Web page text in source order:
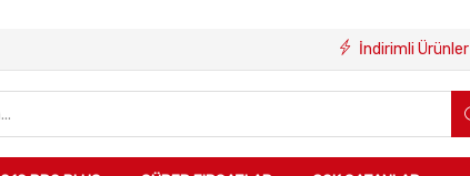
İndirimli Ürünler